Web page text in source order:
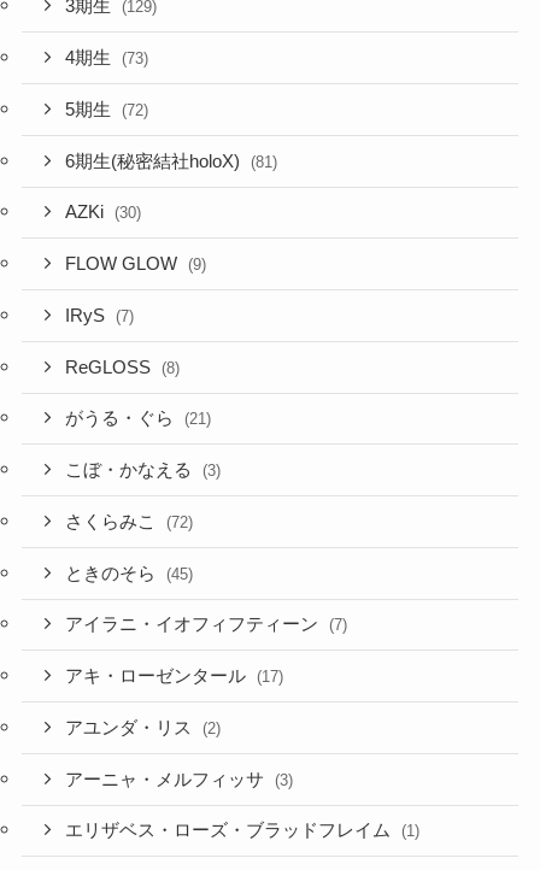
3期生 (129)
4期生 (73)
5期生 (72)
6期生(秘密結社holoX) (81)
AZKi (30)
FLOW GLOW (9)
IRyS (7)
ReGLOSS (8)
がうる・ぐら (21)
こぼ・かなえる (3)
さくらみこ (72)
ときのそら (45)
アイラニ・イオフィフティーン (7)
アキ・ローゼンタール (17)
アユンダ・リス (2)
アーニャ・メルフィッサ (3)
エリザベス・ローズ・ブラッドフレイム (1)